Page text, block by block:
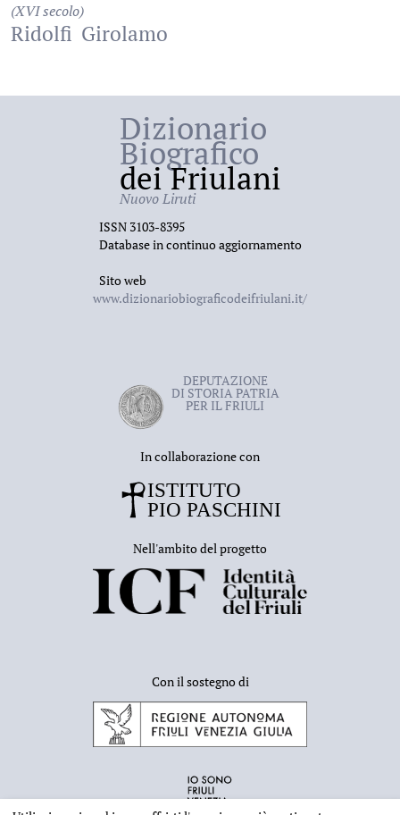
(XVI secolo)
Ridolfi Girolamo
Dizionario
Biografico
dei Friulani
Nuovo Liruti
ISSN 3103-8395
Database in continuo aggiornamento
Sito web
www.dizionariobiograficodeifriulani.it/
DEPUTAZIONE
DI STORIA PATRIA
PER IL FRIULI
In collaborazione con
Nell'ambito del progetto
Con il sostegno di